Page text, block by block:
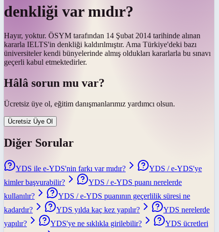
denkliği var mıdır?
Hayır, yoktur. ÖSYM tarafından 14 Şubat 2014 tarihinde alınan
kararla IELTS'in denkliği kaldırılmıştır. Ama Türkiye'deki bazı
üniversiteler kendi bünyelerinde almış oldukları kararlarla bu sınavı
geçerli kabul etmektedirler.
Hâlâ sorun mu var?
Ücretsiz üye ol, eğitim danışmanlarımız yardımcı olsun.
Ücretsiz Üye Ol
Diğer Sorular
YDS ile e-YDS'nin farkı var mıdır?
YDS / e-YDS'ye
kimler başvurabilir?
YDS / e-YDS puanı nerelerde
kullanılır?
YDS / e-YDS puanının geçerlilik süresi ne
kadardır?
YDS yılda kaç kez yapılır?
YDS nerelerde
yapılır?
YDS'ye ne sıklıkla girilebilir?
YDS ücretleri